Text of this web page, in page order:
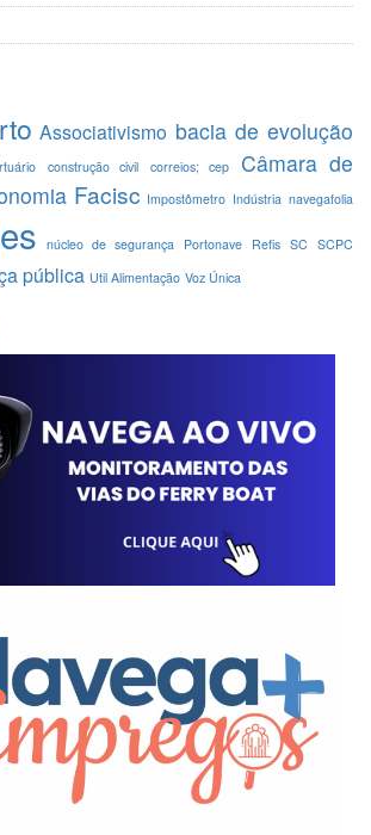
Associativismo bacia de evolução
construção civil correios; cep
Câmara de
Facisc Impostômetro Indústria navegafolia
núcleo de segurança Portonave Refis SC SCPC
pública Util Alimentação Voz Única